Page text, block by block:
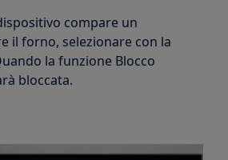
compare un
il forno, selezionare con la
la funzione Blocco
bloccata.